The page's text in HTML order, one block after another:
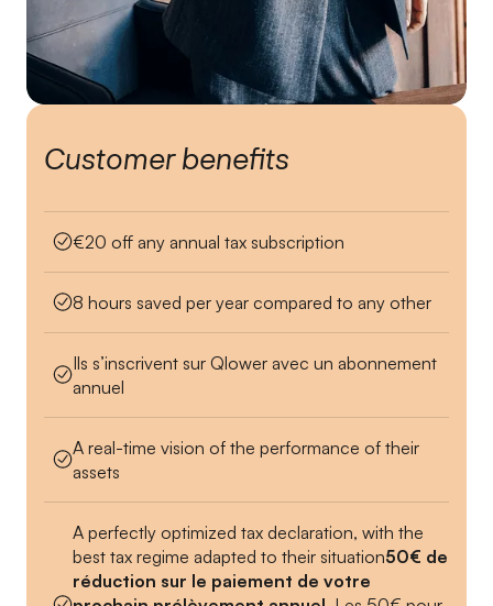
Customer benefits
€20 off any annual tax subscription
8 hours saved per year compared to any other
Ils s’inscrivent sur Qlower avec un abonnement
annuel
A real-time vision of the performance of their
assets
A perfectly optimized tax declaration, with the
best tax regime adapted to their situation50€ de
réduction sur le paiement de votre